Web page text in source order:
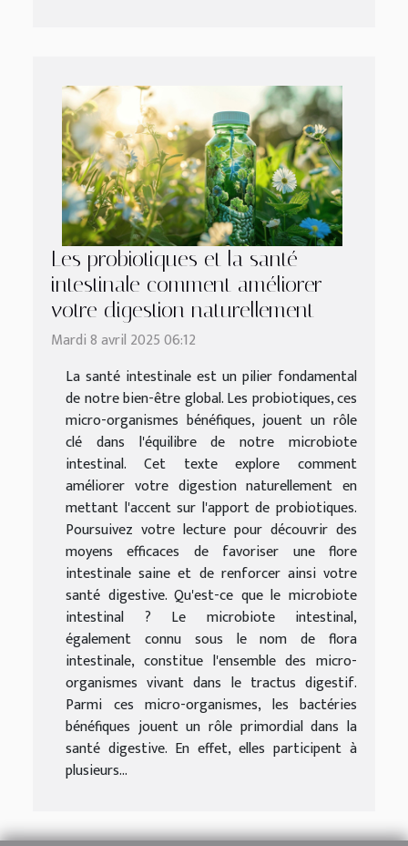
Les probiotiques et la santé
intestinale comment améliorer
votre digestion naturellement
Mardi 8 avril 2025 06:12
La santé intestinale est un pilier fondamental
de notre bien-être global. Les probiotiques, ces
micro-organismes bénéfiques, jouent un rôle
clé dans l'équilibre de notre microbiote
intestinal. Cet texte explore comment
améliorer votre digestion naturellement en
mettant l'accent sur l'apport de probiotiques.
Poursuivez votre lecture pour découvrir des
moyens efficaces de favoriser une flore
intestinale saine et de renforcer ainsi votre
santé digestive. Qu'est-ce que le microbiote
intestinal ? Le microbiote intestinal,
également connu sous le nom de flora
intestinale, constitue l'ensemble des micro-
organismes vivant dans le tractus digestif.
Parmi ces micro-organismes, les bactéries
bénéfiques jouent un rôle primordial dans la
santé digestive. En effet, elles participent à
plusieurs...